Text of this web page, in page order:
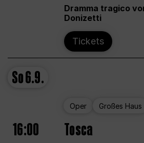
Dramma tragico
Donizetti
Tickets
So6.9.
Oper Großes Haus
16:00 Tosca